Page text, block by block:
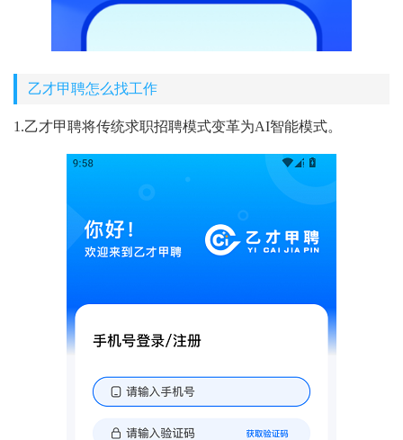
乙才甲聘怎么找工作
1.乙才甲聘将传统求职招聘模式变革为AI智能模式。